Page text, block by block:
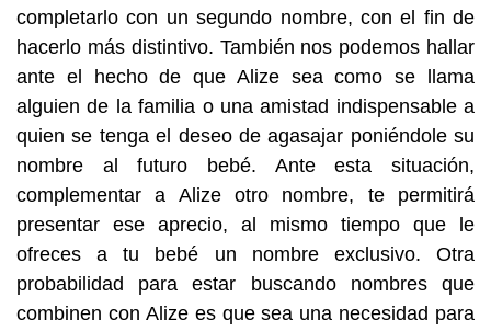
completarlo con un segundo nombre, con el fin de
hacerlo más distintivo. También nos podemos hallar
ante el hecho de que Alize sea como se llama
alguien de la familia o una amistad indispensable a
quien se tenga el deseo de agasajar poniéndole su
nombre al futuro bebé. Ante esta situación,
complementar a Alize otro nombre, te permitirá
presentar ese aprecio, al mismo tiempo que le
ofreces a tu bebé un nombre exclusivo. Otra
probabilidad para estar buscando nombres que
combinen con Alize es que sea una necesidad para